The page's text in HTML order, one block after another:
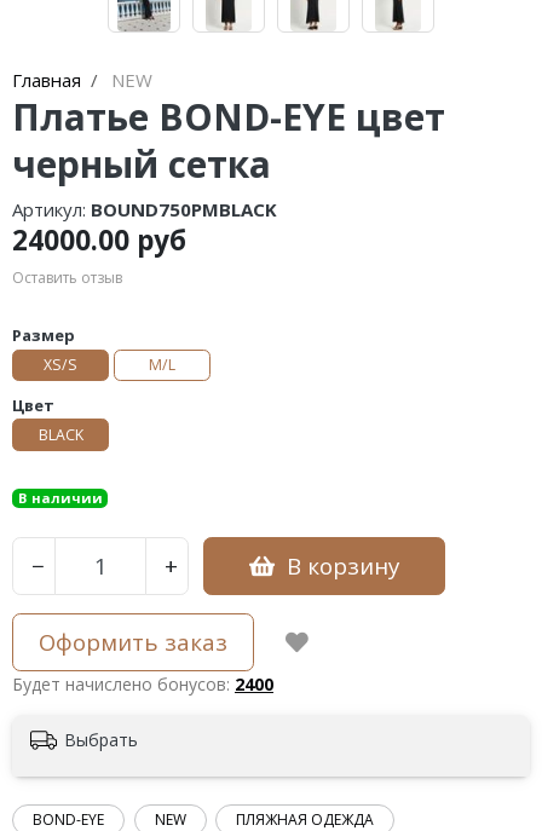
Главная NEW
Платье BOND-EYE цвет
черный сетка
Артикул: BOUND750PMBLACK
24000.00 руб
Оставить отзыв
Размер
XS/S M/L
Цвет
BLACK
В наличии
− + В корзину
Оформить заказ
Будет начислено бонусов: 2400
Выбрать
BOND-EYE NEW ПЛЯЖНАЯ ОДЕЖДА